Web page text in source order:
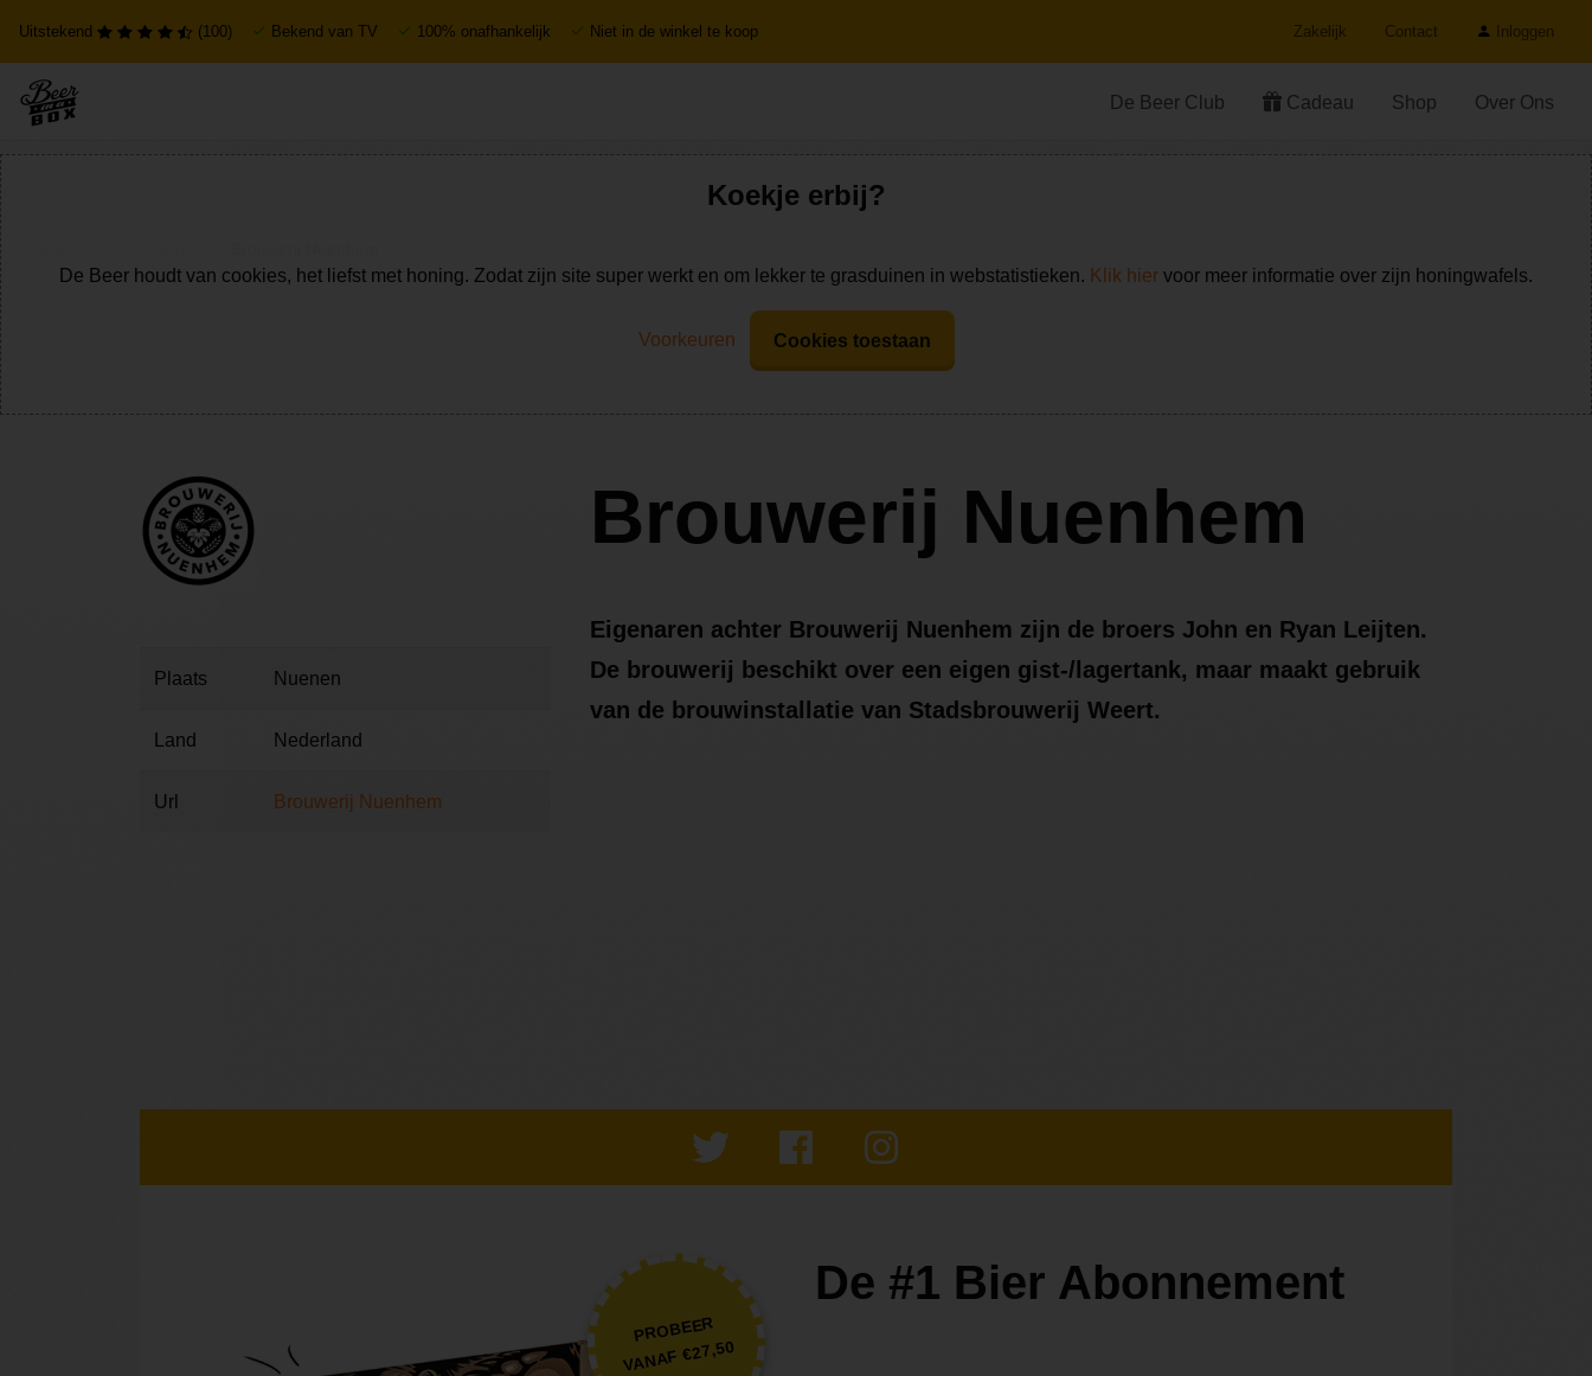
Uitstekend (100) Bekend van TV 100% onafhankelijk Niet in de winkel te koop Zakelijk Contact Inloggen
De Beer Club Cadeau Shop Over Ons
Plaats Nuenen
Land Nederland
Url Brouwerij Nuenhem
Brouwerij Nuenhem
Eigenaren achter Brouwerij Nuenhem zijn de broers John en Ryan Leijten.
De brouwerij beschikt over een eigen gist-/lagertank, maar maakt gebruik
van de brouwinstallatie van Stadsbrouwerij Weert.
PROBEER
VANAF €27,50
De #1 Bier Abonnement
Koekje erbij?
De Beer houdt van cookies, het liefst met honing. Zodat zijn site super werkt en om lekker te grasduinen in webstatistieken. Klik hier voor meer informatie over zijn honingwafels.
Voorkeuren Cookies toestaan